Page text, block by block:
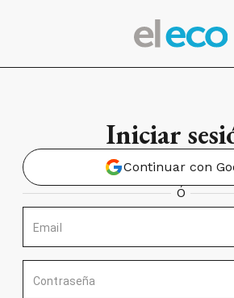
Iniciar
Continuar con
Ó
Email
Contraseña